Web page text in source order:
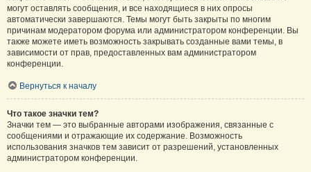
могут оставлять сообщения, и все находящиеся в них опросы
автоматически завершаются. Темы могут быть закрыты по многим
причинам модератором форума или администратором конференции. Вы
также можете иметь возможность закрывать созданные вами темы, в
зависимости от прав, предоставленных вам администратором
конференции.
Вернуться к началу
Что такое значки тем?
Значки тем — это выбранные авторами изображения, связанные с
сообщениями и отражающие их содержание. Возможность
использования значков тем зависит от разрешений, установленных
администратором конференции.